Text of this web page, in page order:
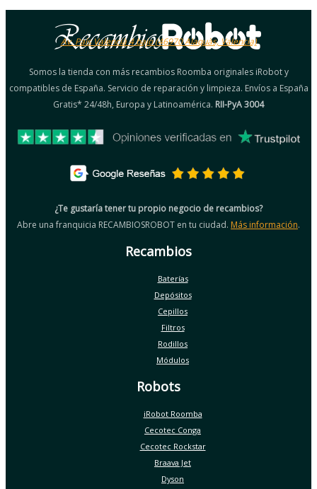
Av. País Valencià 4 bajo (46970 Alaquàs, Valencia)
Somos la tienda con más recambios Roomba originales iRobot y
compatibles de España. Servicio de reparación y limpieza. Envíos a España
Gratis* 24/48h, Europa y Latinoamérica. RII-PyA 3004
¿Te gustaría tener tu propio negocio de recambios?
Abre una franquicia RECAMBIOSROBOT en tu ciudad. Más información.
Recambios
Baterías
Depósitos
Cepillos
Filtros
Rodillos
Módulos
Robots
iRobot Roomba
Cecotec Conga
Cecotec Rockstar
Braava Jet
Dyson